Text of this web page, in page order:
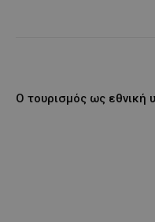
Ο τουρισμός ως εθνική